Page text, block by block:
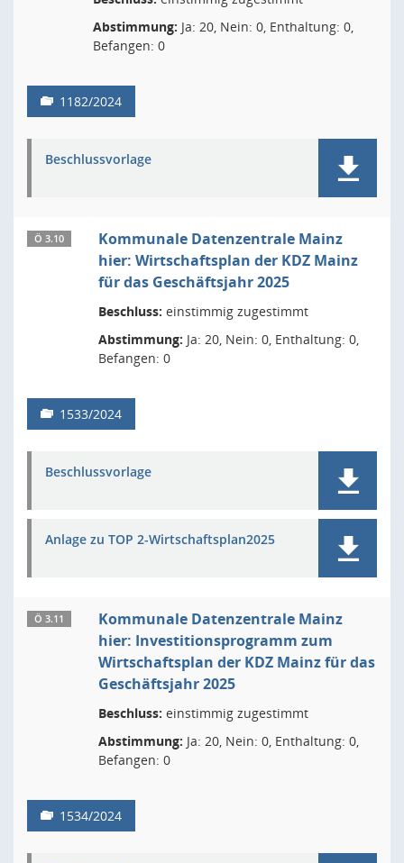
Abstimmung: Ja: 20, Nein: 0, Enthaltung: 0,
Befangen: 0
1182/2024
Beschlussvorlage
Ö 3.10
Kommunale Datenzentrale Mainz
hier: Wirtschaftsplan der KDZ Mainz
für das Geschäftsjahr 2025
Beschluss: einstimmig zugestimmt
Abstimmung: Ja: 20, Nein: 0, Enthaltung: 0,
Befangen: 0
1533/2024
Beschlussvorlage
Anlage zu TOP 2-Wirtschaftsplan2025
Ö 3.11
Kommunale Datenzentrale Mainz
hier: Investitionsprogramm zum
Wirtschaftsplan der KDZ Mainz für das
Geschäftsjahr 2025
Beschluss: einstimmig zugestimmt
Abstimmung: Ja: 20, Nein: 0, Enthaltung: 0,
Befangen: 0
1534/2024